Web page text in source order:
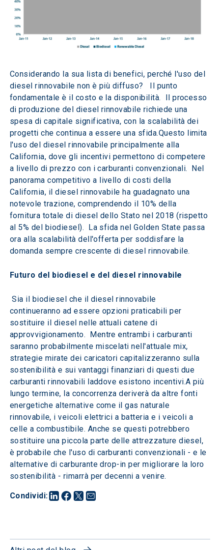
Condividi:
Considerando la sua lista di benefici, perché l'uso del
diesel rinnovabile non è più diffuso?   Il punto
fondamentale è il costo e la disponibilità.  Il processo
di produzione del diesel rinnovabile richiede una
spesa di capitale significativa, con la scalabilità dei
progetti che continua a essere una sfida.Questo limita
l'uso del diesel rinnovabile principalmente alla
California, dove gli incentivi permettono di competere
a livello di prezzo con i carburanti convenzionali.  Nel
panorama competitivo a livello di costi della
California, il diesel rinnovabile ha guadagnato una
notevole trazione, comprendendo il 10% della
fornitura totale di diesel dello Stato nel 2018 (rispetto
al 5% del biodiesel).  La sfida nel Golden State passa
ora alla scalabilità dell'offerta per soddisfare la
domanda sempre crescente di diesel rinnovabile.
Futuro del biodiesel e del diesel rinnovabile
Sia il biodiesel che il diesel rinnovabile
continueranno ad essere opzioni praticabili per
sostituire il diesel nelle attuali catene di
approvvigionamento.  Mentre entrambi i carburanti
saranno probabilmente miscelati nell'attuale mix,
strategie mirate dei caricatori capitalizzeranno sulla
sostenibilità e sui vantaggi finanziari di questi due
carburanti rinnovabili laddove esistono incentivi.A più
lungo termine, la concorrenza deriverà da altre fonti
energetiche alternative come il gas naturale
rinnovabile, i veicoli elettrici a batteria e i veicoli a
celle a combustibile. Anche se questi potrebbero
sostituire una piccola parte delle attrezzature diesel,
è probabile che l'uso di carburanti convenzionali - e le
alternative di carburante drop-in per migliorare la loro
sostenibilità - rimarrà per decenni a venire.